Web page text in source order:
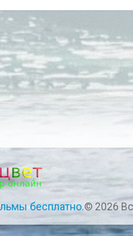
бесплатно.© 2026